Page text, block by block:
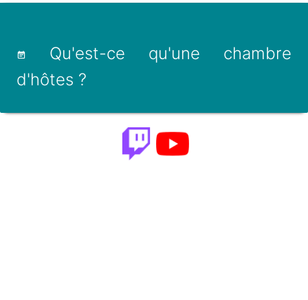
Qu'est-ce qu'une chambre
d'hôtes ?